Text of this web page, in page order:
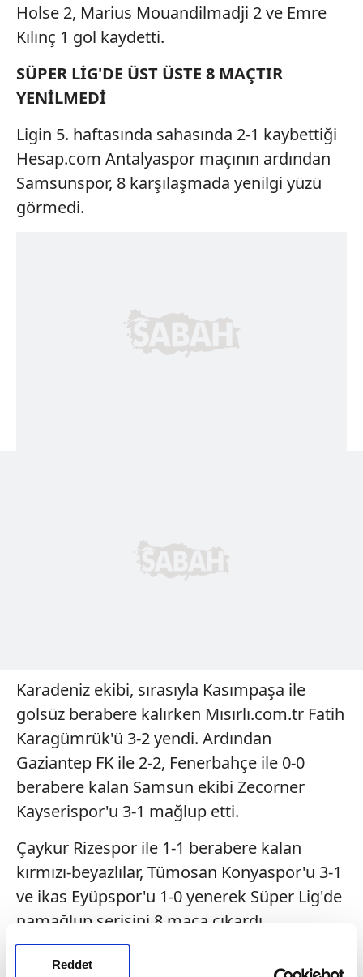
Reddet
Holse 2, Marius Mouandilmadji 2 ve Emre
Kılınç 1 gol kaydetti.
SÜPER LİG'DE ÜST ÜSTE 8 MAÇTIR
YENİLMEDİ
Ligin 5. haftasında sahasında 2-1 kaybettiği
Hesap.com Antalyaspor maçının ardından
Samsunspor, 8 karşılaşmada yenilgi yüzü
görmedi.
Karadeniz ekibi, sırasıyla Kasımpaşa ile
golsüz berabere kalırken Mısırlı.com.tr Fatih
Karagümrük'ü 3-2 yendi. Ardından
Gaziantep FK ile 2-2, Fenerbahçe ile 0-0
berabere kalan Samsun ekibi Zecorner
Kayserispor'u 3-1 mağlup etti.
Çaykur Rizespor ile 1-1 berabere kalan
kırmızı-beyazlılar, Tümosan Konyaspor'u 3-1
ve ikas Eyüpspor'u 1-0 yenerek Süper Lig'de
namağlup serisini 8 maça çıkardı.
Karadeniz ekibi ligde topladığı 23 puanla ise